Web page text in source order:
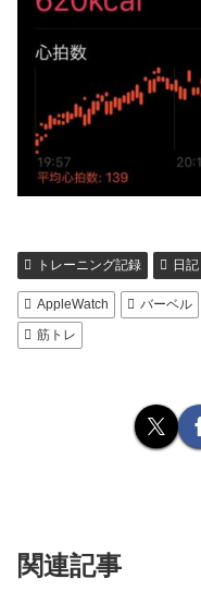
トレーニング記録 日記
AppleWatch バーベル
筋トレ
関連記事